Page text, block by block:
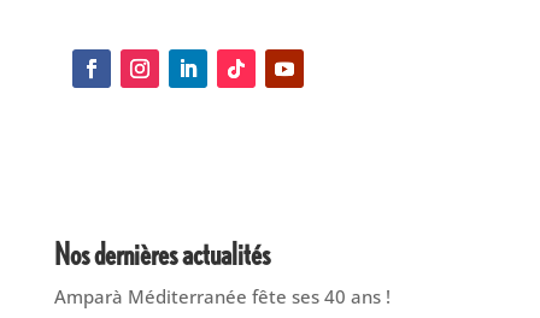
Nos dernières actualités
Amparà Méditerranée fête ses 40 ans !